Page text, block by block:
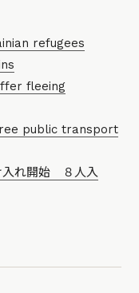
refugees
fleeing
public transport
入れ開始 ８人入